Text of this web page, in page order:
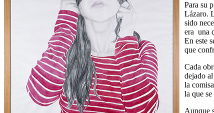
Para su
Lázaro.
sido
era una
En este
que
Cada
dejado
la
la que
Aunque